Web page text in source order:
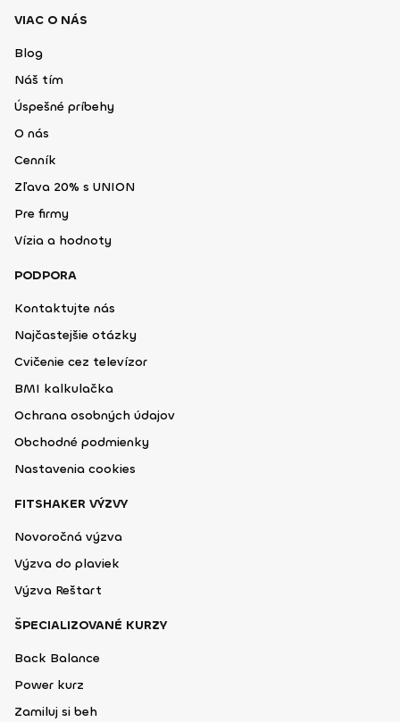
VIAC O NÁS
Blog
Náš tím
Úspešné príbehy
O nás
Cenník
Zľava 20% s UNION
Pre firmy
Vízia a hodnoty
PODPORA
Kontaktujte nás
Najčastejšie otázky
Cvičenie cez televízor
BMI kalkulačka
Ochrana osobných údajov
Obchodné podmienky
Nastavenia cookies
FITSHAKER VÝZVY
Novoročná výzva
Výzva do plaviek
Výzva Reštart
ŠPECIALIZOVANÉ KURZY
Back Balance
Power kurz
Zamiluj si beh